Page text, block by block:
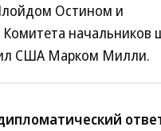
Остином и
начальников
США Марком Милли.